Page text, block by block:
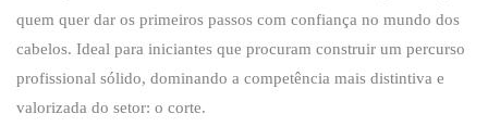
quem quer dar os primeiros passos com confiança no mundo dos
cabelos. Ideal para iniciantes que procuram construir um percurso
profissional sólido, dominando a competência mais distintiva e
valorizada do setor: o corte.